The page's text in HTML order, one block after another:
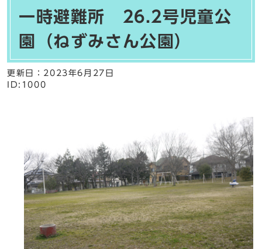
一時避難所 26.2号児童公
園（ねずみさん公園）
更新日： 2023年6月27日
ID:1000